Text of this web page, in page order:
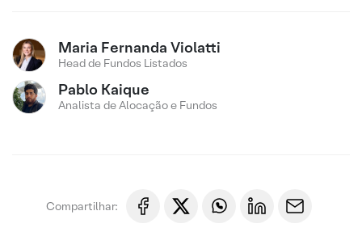
Maria Fernanda Violatti
Head de Fundos Listados
Pablo Kaique
Analista de Alocação e Fundos
Compartilhar: